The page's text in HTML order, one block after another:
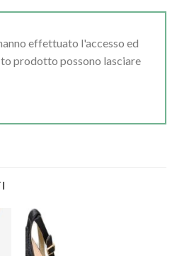
effettuato l'accesso ed
prodotto possono lasciare